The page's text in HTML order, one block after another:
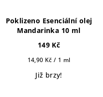
Poklizeno Esenciální olej
Mandarinka 10 ml
149 Kč
Měrná
14,90 Kč / 1 ml
Již brzy!